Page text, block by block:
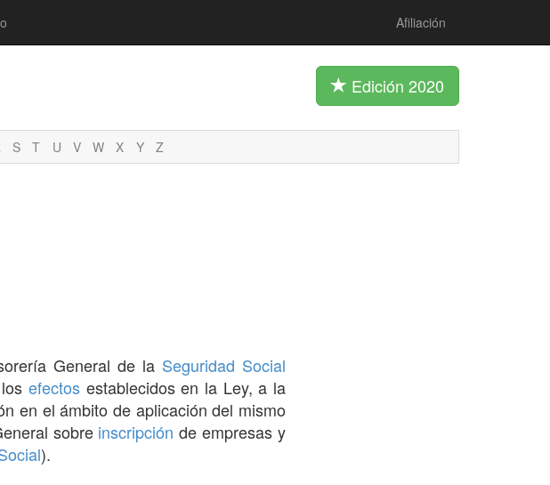
Afiliación
Edición 2020
S T U V W X Y Z
General de la Seguridad Social
losefectos establecidos en la Ley, a la
en el ámbito de aplicación del mismo
sobre inscripción de empresas y
).